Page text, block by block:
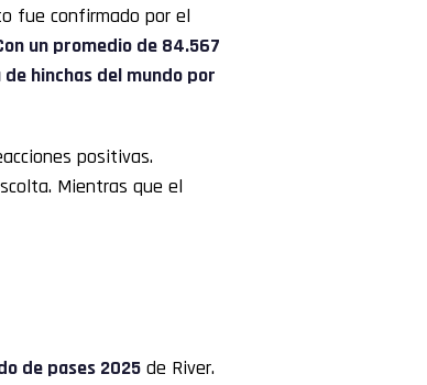
fue confirmado por el
un promedio de 84.567
hinchas del mundo por
positivas.
Mientras que el
de pases 2025 de River.